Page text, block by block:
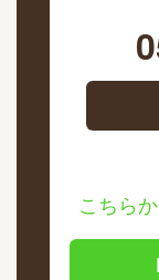
こちら